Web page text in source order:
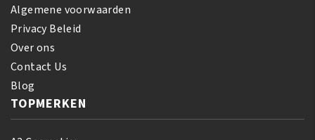
Algemene voorwaarden
Privacy Beleid
Over ons
Contact Us
Blog
TOPMERKEN